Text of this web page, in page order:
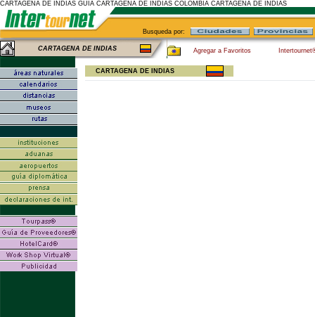
CARTAGENA DE INDIAS GUIA CARTAGENA DE INDIAS COLOMBIA CARTAGENA DE INDIAS
Busqueda por:
CARTAGENA DE INDIAS Agregar a Favoritos
CARTAGENA DE INDIAS